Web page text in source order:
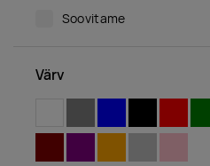
Soovitame
Värv